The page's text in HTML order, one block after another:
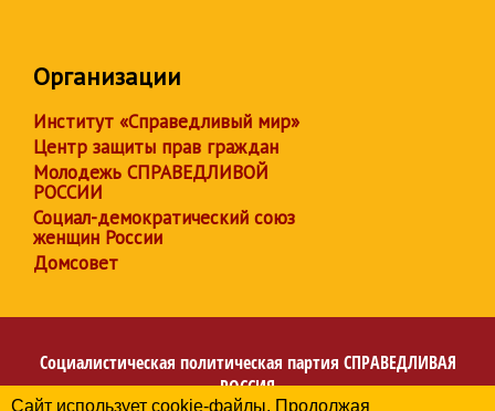
Организации
Институт «Справедливый мир»
Центр защиты прав граждан
Молодежь СПРАВЕДЛИВОЙ
РОССИИ
Социал-демократический союз
женщин России
Домсовет
Социалистическая политическая партия СПРАВЕДЛИВАЯ
РОССИЯ
Сайт использует cookie-файлы. Продолжая